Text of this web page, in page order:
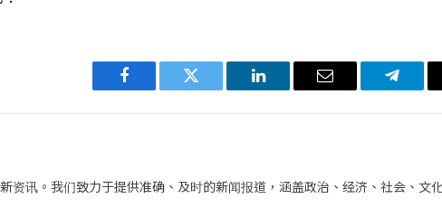
Facebook Twitter LinkedIn 电
资讯。我们致力于提供准确、及时的新闻报道，涵盖政治、经济、社会、文